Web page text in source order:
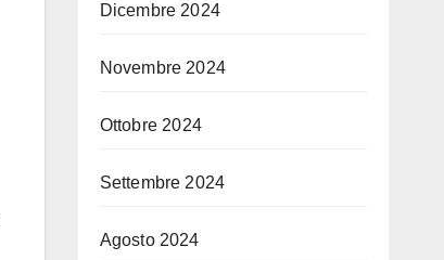
Dicembre 2024
Novembre 2024
Ottobre 2024
Settembre 2024
Agosto 2024